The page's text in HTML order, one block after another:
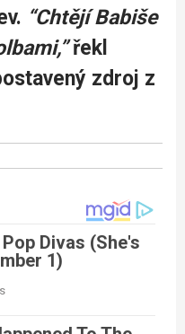
“Chtějí Babiše
řekl
zdroj z